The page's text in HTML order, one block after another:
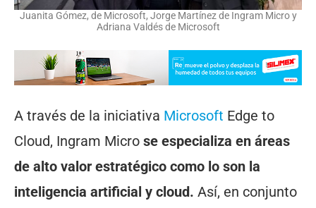
Juanita Gómez, de Microsoft, Jorge Martínez de Ingram Micro y
Adriana Valdés de Microsoft
A través de la iniciativa Microsoft Edge to
Cloud, Ingram Micro se especializa en áreas
de alto valor estratégico como lo son la
inteligencia artificial y cloud. Así, en conjunto